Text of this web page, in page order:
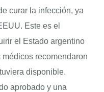
curar la infección, ya
Este es el
el Estado argentino
recomendaron
disponible.
aprobado y una